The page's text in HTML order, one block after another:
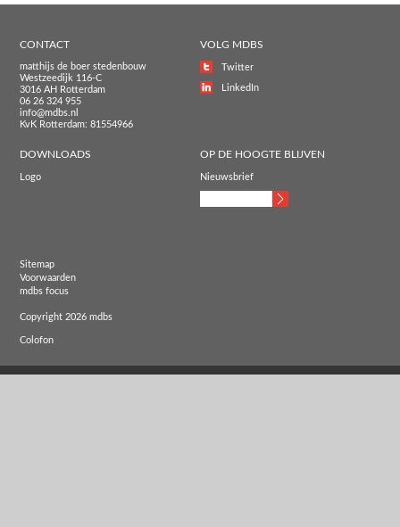
CONTACT
matthijs de boer stedenbouw
Westzeedijk 116-C
3016 AH Rotterdam
06 26 324 955
info@mdbs.nl
KvK Rotterdam: 81554966
VOLG MDBS
Twitter
LinkedIn
DOWNLOADS
Logo
OP DE HOOGTE BLIJVEN
Nieuwsbrief
Sitemap
Voorwaarden
mdbs focus
Copyright 2026 mdbs
Colofon